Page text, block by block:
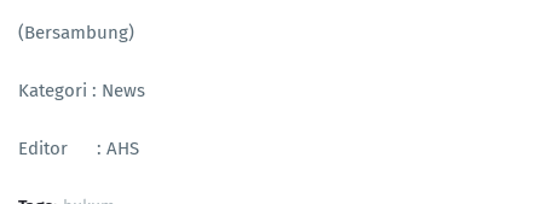
(Bersambung)
Kategori : News
Editor : AHS